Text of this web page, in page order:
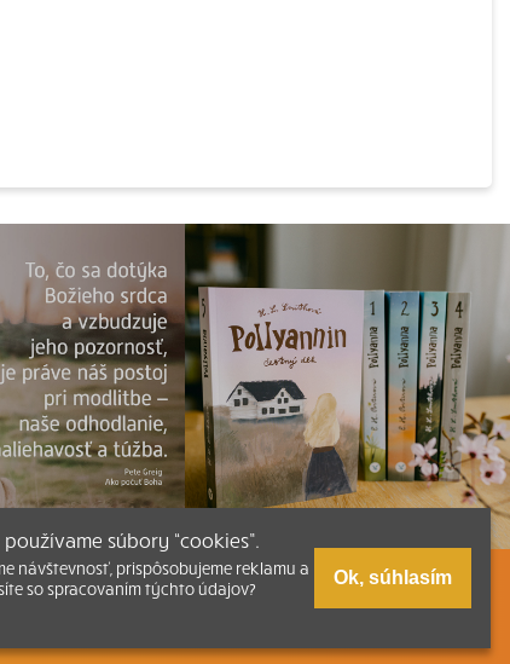
Tlačená verzia Písma
súbory “cookies”.
návštevnosť, prispôsobujeme reklamu a
so spracovaním týchto údajov?
Ok, súhlasím